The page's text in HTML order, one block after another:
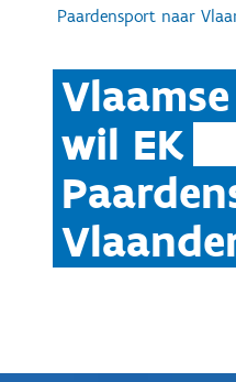
Paardensport naar
wil EK